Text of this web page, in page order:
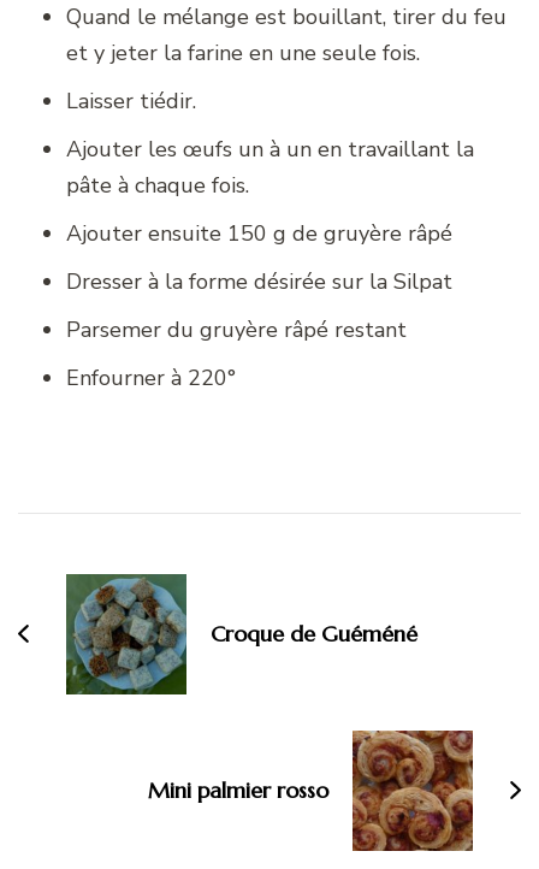
Quand le mélange est bouillant, tirer du feu
et y jeter la farine en une seule fois.
Laisser tiédir.
Ajouter les œufs un à un en travaillant la
pâte à chaque fois.
Ajouter ensuite 150 g de gruyère râpé
Dresser à la forme désirée sur la Silpat
Parsemer du gruyère râpé restant
Enfourner à 220°
d'article
Croque de Guéméné
Mini palmier rosso